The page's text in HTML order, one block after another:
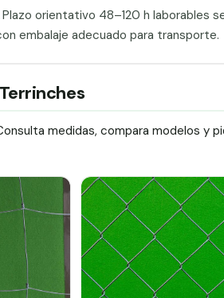
orientativo 48–120 h laborables
embalaje adecuado para transporte.
medidas, compara modelos y